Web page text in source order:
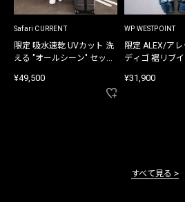
Safari CURRENT
限定 吸水速乾 UVカット 洗
える "オールシーン" セット
¥49,500
WP WESTPOINT
限定 ALEX/ア
ディゴ 裾リブイ
¥31,900
すべて見る